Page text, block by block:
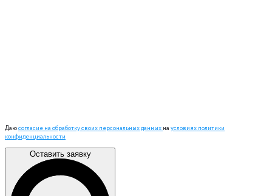
Даюсогласие на обработку своих персональных данныхна условиях политики
конфиденциальности
Оставить заявку